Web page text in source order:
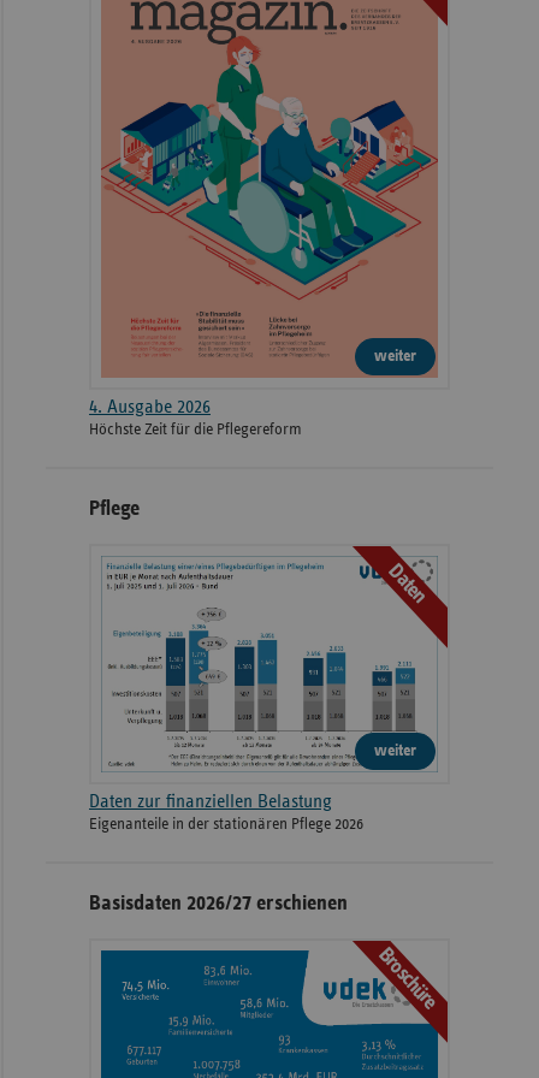
weiter
4. Ausgabe 2026
Höchste Zeit für die Pflegereform
Pflege
Daten
weiter
Daten zur finanziellen Belastung
Eigenanteile in der stationären Pflege 2026
Basisdaten 2026/27 erschienen
Broschüre